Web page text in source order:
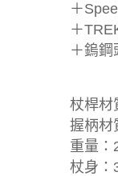
＋
＋
＋鎢鋼
杖桿材
握柄材
重量：
杖身：